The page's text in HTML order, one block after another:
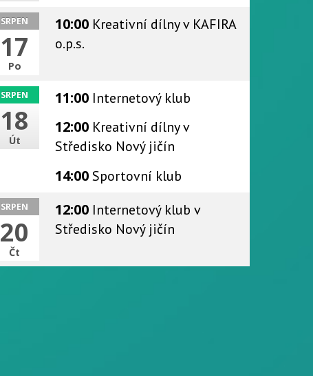
SRPEN
17
Po
10:00 Kreativní dílnyv KAFIRA
o.p.s.
SRPEN
18
Út
11:00 Internetový klub
12:00 Kreativní dílnyv
Středisko Nový jičín
14:00Sportovní klub
SRPEN
20
Čt
12:00 Internetový klubv
Středisko Nový jičín